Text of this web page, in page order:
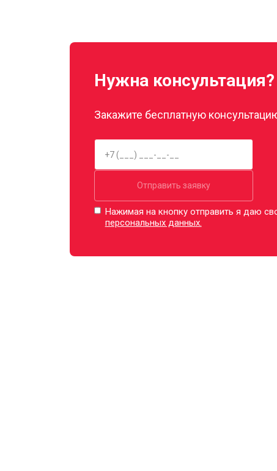
Замена байонета
Нужна консультация?
Закажите бесплатную
Отправить заявку
Нажимая на кнопку отправить я даю
персональных данных.